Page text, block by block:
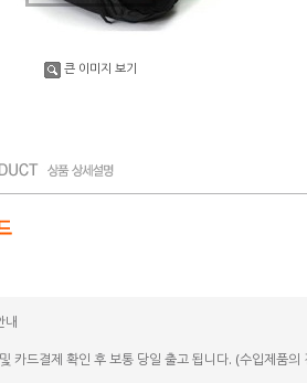
큰 이미지 보기
내
카드결제 확인 후 보통 당일 출고 됩니다. (수입제품